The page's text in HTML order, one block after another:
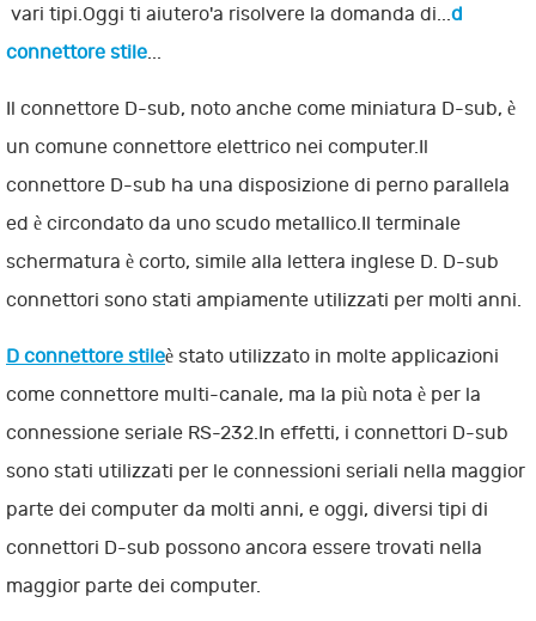
vari tipi.Oggi ti aiutero'a risolvere la domanda di... d
connettore stile
Il connettore D-sub, noto anche come miniatura D-sub, è
un comune connettore elettrico nei computer.Il
connettore D-sub ha una disposizione di perno parallela
ed è circondato da uno scudo metallico.Il terminale
schermatura è corto, simile alla lettera inglese D. D-sub
connettori sono stati ampiamente utilizzati per molti anni.
D connettore stileè stato utilizzato in molte applicazioni
come connettore multi-canale, ma la più nota è per la
connessione seriale RS-232.In effetti, i connettori D-sub
sono stati utilizzati per le connessioni seriali nella maggior
parte dei computer da molti anni, e oggi, diversi tipi di
connettori D-sub possono ancora essere trovati nella
maggior parte dei computer.